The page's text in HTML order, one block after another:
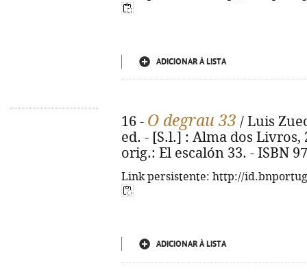
ADICIONAR À LISTA
16 - O degrau 33 / Luis
ed. - [S.l.] : Alma dos Livros,
orig.: El escalón 33. - ISBN
Link persistente: http://
ADICIONAR À LISTA